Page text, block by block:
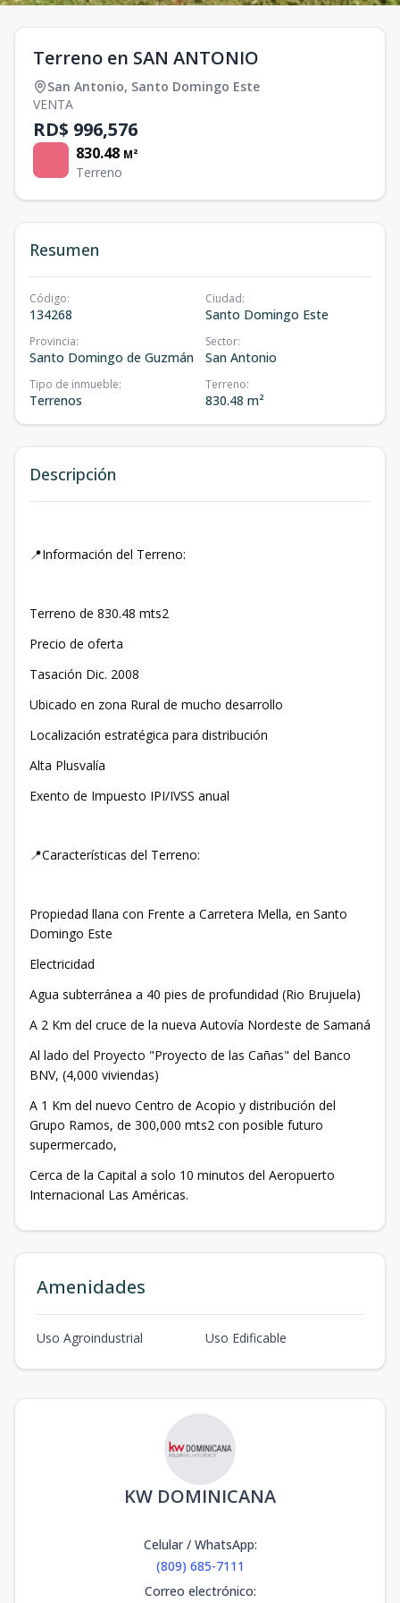
Terreno en SAN ANTONIO
San Antonio, Santo Domingo Este
VENTA
RD$ 996,576
830.48 M²
Terreno
Resumen
Código:
134268
Ciudad:
Santo Domingo Este
Provincia:
Santo Domingo de Guzmán
Sector:
San Antonio
Tipo de inmueble:
Terrenos
Terreno:
830.48 m²
Descripción
📍Información del Terreno:
Terreno de 830.48 mts2
Precio de oferta
Tasación Dic. 2008
Ubicado en zona Rural de mucho desarrollo
Localización estratégica para distribución
Alta Plusvalía
Exento de Impuesto IPI/IVSS anual
📍Características del Terreno:
Propiedad llana con Frente a Carretera Mella, en Santo
Domingo Este
Electricidad
Agua subterránea a 40 pies de profundidad (Rio Brujuela)
A 2 Km del cruce de la nueva Autovía Nordeste de Samaná
Al lado del Proyecto "Proyecto de las Cañas" del Banco
BNV, (4,000 viviendas)
A 1 Km del nuevo Centro de Acopio y distribución del
Grupo Ramos, de 300,000 mts2 con posible futuro
supermercado,
Cerca de la Capital a solo 10 minutos del Aeropuerto
Internacional Las Américas.
Amenidades
Uso Agroindustrial Uso Edificable
KW DOMINICANA
Celular / WhatsApp:
(809) 685-7111
Correo electrónico: